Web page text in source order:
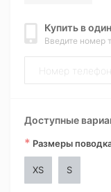
Купить в
Введите номер
Доступные
* Размеры
XS S